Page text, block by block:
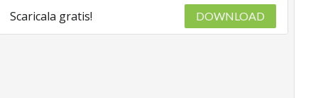
Scaricala gratis! DOWNLOAD